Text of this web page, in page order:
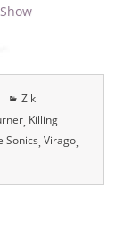
Zik
Killing
Sonics Virago